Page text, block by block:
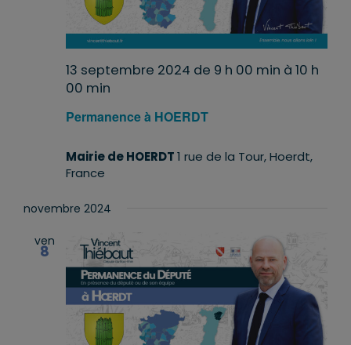
Permanence à HOERDT
13 septembre 2024 de 9 h 00 min à 10 h
00 min
Mairie de HOERDT1 rue de la Tour, Hoerdt,
France
novembre 2024
ven
8